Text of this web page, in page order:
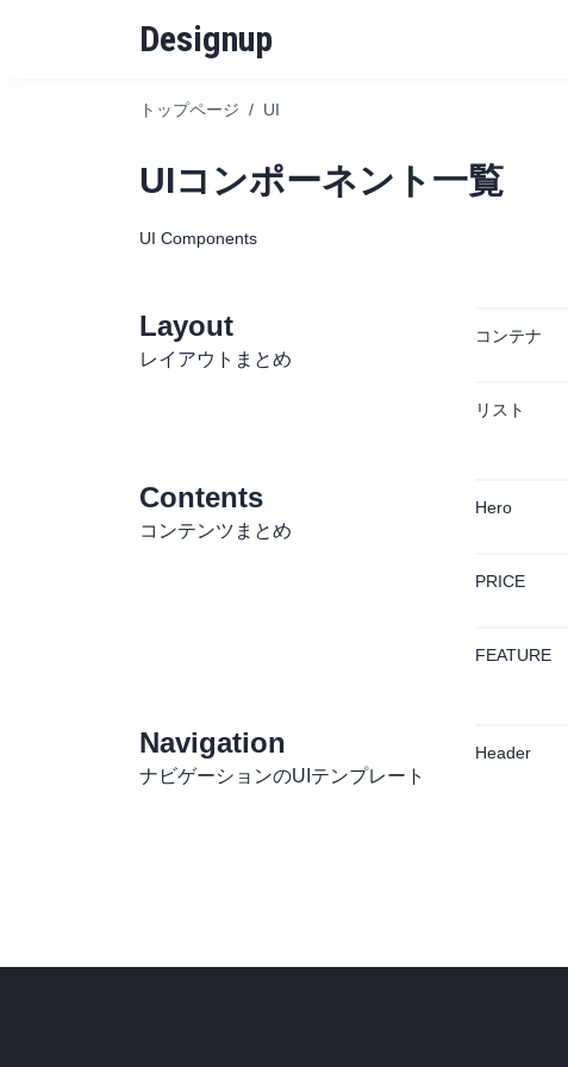
Designup
トップページ / UI
UIコンポーネント一覧
UI Components
Layout
レイアウトまとめ
コンテナ
リスト
Contents
コンテンツまとめ
Hero
PRICE
FEATURE
Navigation
ナビゲーションのUIテンプレート
Header